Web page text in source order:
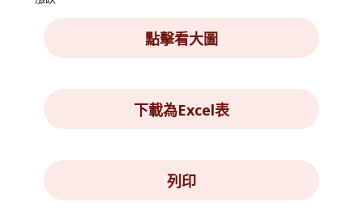
點擊看大圖 opens in a new
點擊看大圖
下載為Excel表
列印